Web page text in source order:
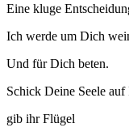
Eine kluge
Ich werde um Dich
Und für Dich beten.
Schick Deine Seele auf
gib ihr Flügel